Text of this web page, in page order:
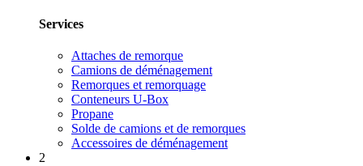
Services
Attaches de remorque
Camions de déménagement
Remorques et remorquage
Conteneurs U-Box
Propane
Solde de camions et de remorques
Accessoires de déménagement
2